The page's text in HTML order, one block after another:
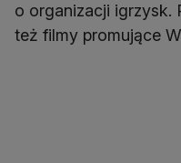
o organizacji igrzysk.
też filmy promujące